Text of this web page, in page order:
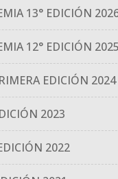
13° EDICIÓN
12° EDICIÓN
EDICIÓN 2024
2023
2022